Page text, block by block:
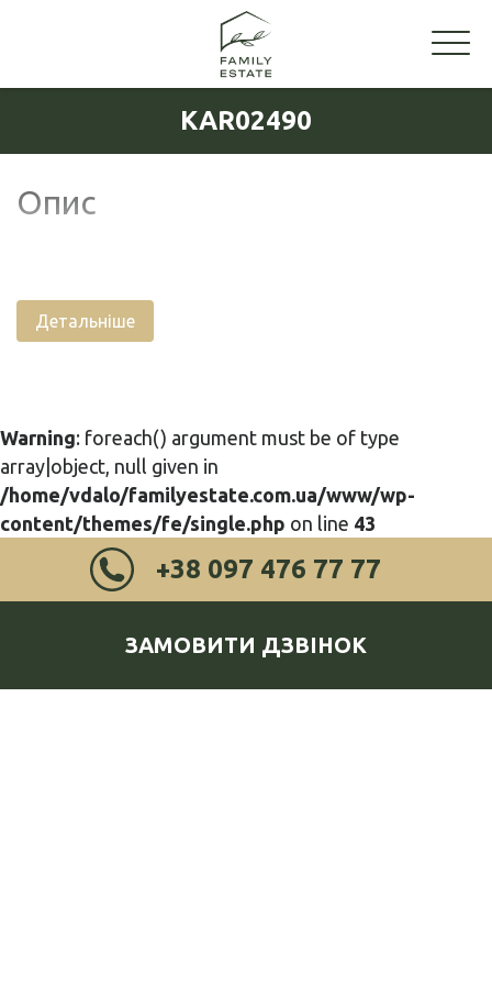
KAR02490
Опис
Детальніше
Warning: foreach() argument must be of type
array|object, null given in
/home/vdalo/familyestate.com.ua/www/wp-
content/themes/fe/single.php on line 43
+38 097 476 77 77
ЗАМОВИТИ ДЗВІНОК